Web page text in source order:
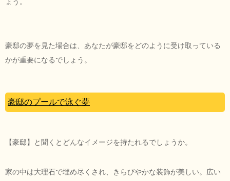
豪邸の夢を見た場合は、あなたが豪邸をどのように受け取っている
かが重要になるでしょう。
豪邸のプールで泳ぐ夢
【豪邸】と聞くとどんなイメージを持たれるでしょうか。
家の中は大理石で埋め尽くされ、きらびやかな装飾が美しい。広い